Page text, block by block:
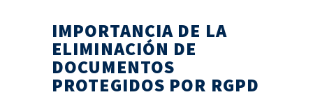
IMPORTANCIA DE LA
ELIMINACIÓN DE
DOCUMENTOS
PROTEGIDOS POR RGPD